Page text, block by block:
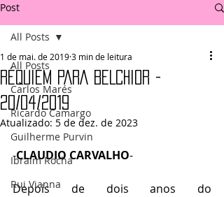
Post
All Posts
Carlos Marés
Ricardo Camargo
Guilherme Purvin
Ibraim Rocha
Rui Vianna
All Posts
RÉQUIEM PARA BELCHIOR -
20/04/2019
1 de mai. de 20193 min de leitura
Atualizado: 5 de dez. de 2023
-CLAUDIO CARVALHO-
Depois de dois anos do